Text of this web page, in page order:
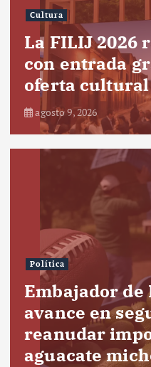
Cultura
La FILIJ 2026
con entrada
oferta cultural
agosto 9, 2026
Política
Embajador de
avance en
reanudar
aguacate